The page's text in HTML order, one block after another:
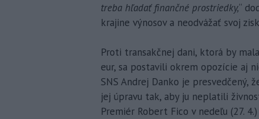
treba hľadať finančné prostriedky,“
krajine výnosov a neodvážať svoj
Proti transakčnej dani, ktorá by
eur, sa postavili okrem opozície aj
SNS Andrej Danko je presvedčený,
jej úpravu tak, aby ju neplatili
Premiér Robert Fico v nedeľu (27.